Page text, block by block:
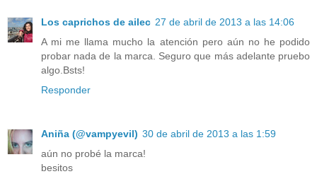
Los caprichos de ailec 27 de abril de 2013 a las 14:06
A mi me llama mucho la atención pero aún no he podido
probar nada de la marca. Seguro que más adelante pruebo
algo.Bsts!
Responder
Aniña (@vampyevil) 30 de abril de 2013 a las 1:59
aún no probé la marca!
besitos